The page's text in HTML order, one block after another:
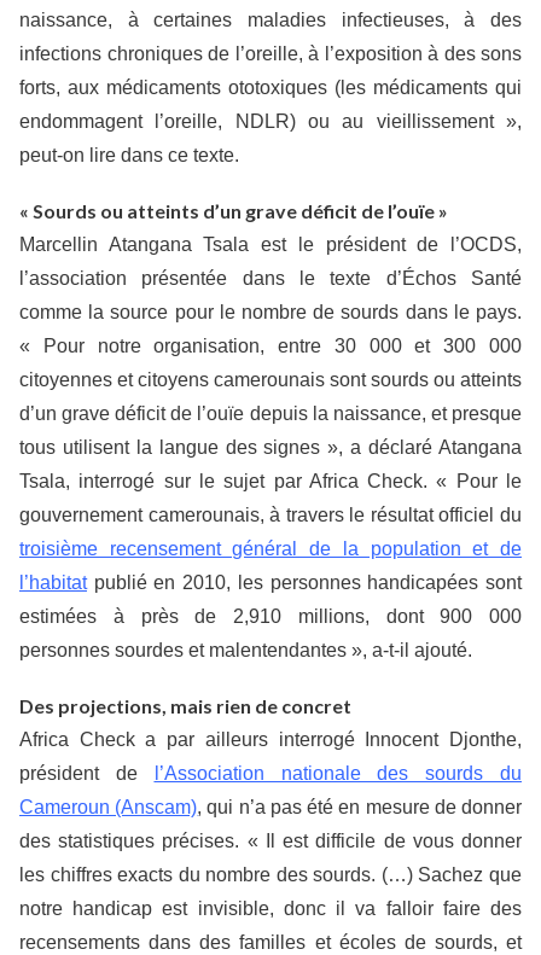
naissance, à certaines maladies infectieuses, à des
infections chroniques de l’oreille, à l’exposition à des sons
forts, aux médicaments ototoxiques (les médicaments qui
endommagent l’oreille, NDLR) ou au vieillissement »,
peut-on lire dans ce texte.
« Sourds ou atteints d’un grave déficit de l’ouïe »
Marcellin Atangana Tsala est le président de l’OCDS,
l’association présentée dans le texte d’Échos Santé
comme la source pour le nombre de sourds dans le pays.
« Pour notre organisation, entre 30 000 et 300 000
citoyennes et citoyens camerounais sont sourds ou atteints
d’un grave déficit de l’ouïe depuis la naissance, et presque
tous utilisent la langue des signes », a déclaré Atangana
Tsala, interrogé sur le sujet par Africa Check. « Pour le
gouvernement camerounais, à travers le résultat officiel du
troisième recensement général de la population et de
l’habitatpublié en 2010, les personnes handicapées sont
estimées à près de 2,910 millions, dont 900 000
personnes sourdes et malentendantes », a-t-il ajouté.
Des projections, mais rien de concret
Africa Check a par ailleurs interrogé Innocent Djonthe,
président de
l’Association nationale des sourds du
Cameroun (Anscam), qui n’a pas été en mesure de donner
des statistiques précises. « Il est difficile de vous donner
les chiffres exacts du nombre des sourds. (…) Sachez que
notre handicap est invisible, donc il va falloir faire des
recensements dans des familles et écoles de sourds, et